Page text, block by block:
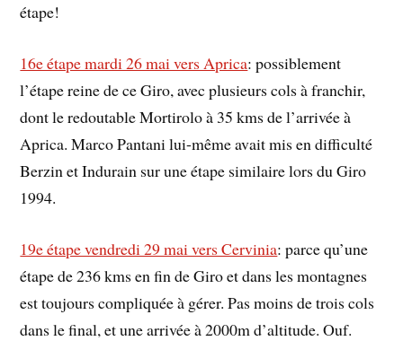
étape!
16e étape mardi 26 mai vers Aprica: possiblement
l’étape reine de ce Giro, avec plusieurs cols à franchir,
dont le redoutable Mortirolo à 35 kms de l’arrivée à
Aprica. Marco Pantani lui-même avait mis en difficulté
Berzin et Indurain sur une étape similaire lors du Giro
1994.
19e étape vendredi 29 mai vers Cervinia: parce qu’une
étape de 236 kms en fin de Giro et dans les montagnes
est toujours compliquée à gérer. Pas moins de trois cols
dans le final, et une arrivée à 2000m d’altitude. Ouf.